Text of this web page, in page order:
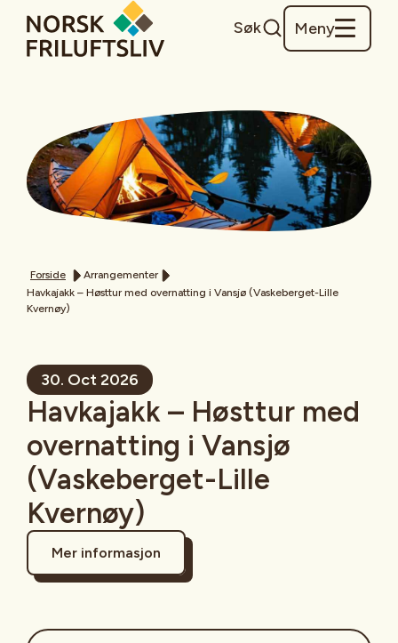
Søk Meny
Forside
Arrangementer
Havkajakk – Høsttur med overnatting i Vansjø (Vaskeberget-Lille
Kvernøy)
30. Oct 2026
Havkajakk – Høsttur med
overnatting i Vansjø
(Vaskeberget-Lille
Kvernøy)
Mer informasjon